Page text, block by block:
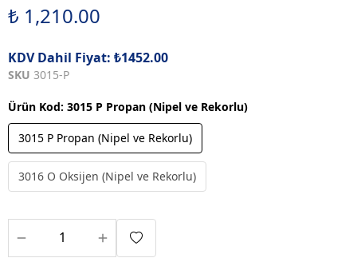
₺ 1,210.00
KDV Dahil Fiyat: ₺1452.00
SKU 3015-P
Ürün Kod: 3015 P Propan (Nipel ve Rekorlu)
3015 P Propan (Nipel ve Rekorlu)
3016 O Oksijen (Nipel ve Rekorlu)